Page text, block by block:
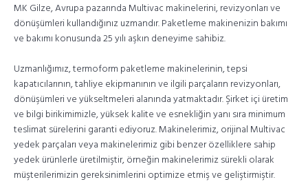
MK Gilze, Avrupa pazarında Multivac makinelerini, revizyonları ve
dönüşümleri kullandığınız uzmandır. Paketleme makinenizin bakımı
ve bakımı konusunda 25 yılı aşkın deneyime sahibiz.
Uzmanlığımız, termoform paketleme makinelerinin, tepsi
kapatıcılarının, tahliye ekipmanının ve ilgili parçaların revizyonları,
dönüşümleri ve yükseltmeleri alanında yatmaktadır. Şirket içi üretim
ve bilgi birikimimizle, yüksek kalite ve esnekliğin yanı sıra minimum
teslimat sürelerini garanti ediyoruz. Makinelerimiz, orijinal Multivac
yedek parçaları veya makinelerimiz gibi benzer özelliklere sahip
yedek ürünlerle üretilmiştir, örneğin makinelerimiz sürekli olarak
müşterilerimizin gereksinimlerini optimize etmiş ve geliştirmiştir.